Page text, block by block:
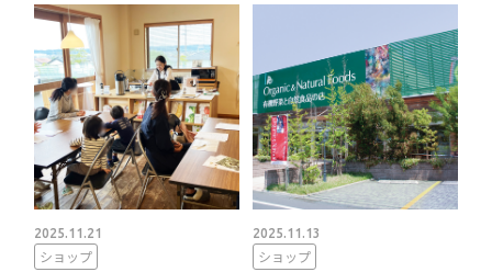
2025.11.21
ショップ
2025.11.13
ショップ